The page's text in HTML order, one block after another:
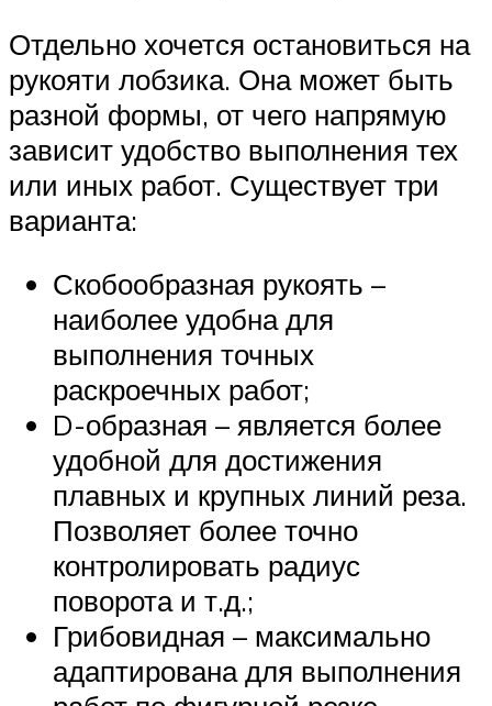
Отдельно хочется остановиться на
рукояти лобзика. Она может быть
разной формы, от чего напрямую
зависит удобство выполнения тех
или иных работ. Существует три
варианта:
Скобообразная рукоять –
наиболее удобна для
выполнения точных
раскроечных работ;
D-образная – является более
удобной для достижения
плавных и крупных линий реза.
Позволяет более точно
контролировать радиус
поворота и т.д.;
Грибовидная – максимально
адаптирована для выполнения